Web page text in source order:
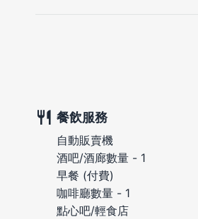
餐飲服務
自動販賣機
酒吧/酒廊數量 - 1
早餐 (付費)
咖啡廳數量 - 1
點心吧/輕食店